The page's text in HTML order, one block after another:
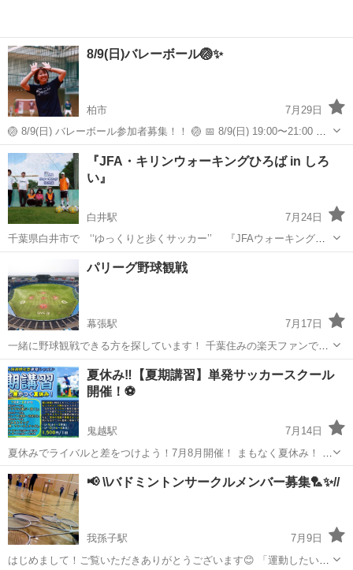
8/9(日)バレーボール🏐✨
柏市
7月29日
🏐 8/9(日) バレーボール参加者募集！！ 🏐 📅 8/9(日) 19:00〜21:00 📍
柏市内体育館 💰参加費：300円 「最近、本気で汗をかいたのはいつで
すか？」🔥 学生時代のように夢中になって...
千葉 柏市 スポーツ
『JFA・キリンウォーキングひろば in しろ
い』
白井駅
7月24日
千葉県白井市で ‘‘ゆっくりと歩くサッカー’’ 『JFAウォーキングフ
ットボール』を開催します。 白井市市民、周辺地域に広めます！ ★ケ
ガをしない、させない★全員歩いてプレー ★ボールを奪わない★強い
キックはできません ★...
白井駅 スポーツ
パリーグ野球観戦
幕張駅
7月17日
一緒に野球観戦できる方を探しています！ 千葉住みの楽天ファンです
が、野球も好きですのでどこの試合でもマリンに行きたいと思ってい
ます！ ざっくばらんに食べて飲みながら楽しみましょう！
千葉 船橋市 幕張駅 スポーツ ファン
夏休み‼【夏期講習】単発サッカースクール
開催！⚽
鬼越駅
7月14日
夏休みでライバルと差をつけよう！7月8月開催！ まもなく夏休み！ こ
の夏休みに『個』のスキルを磨いて、 ライバルと差をつけましょう！
＼(^o^)／ 会員登録なしでご参加可能なワンデー教室のため、 スケジュ
ールの...
千葉 市川市 鬼越駅 スポーツ 小学
📢 \\バドミントンサークルメンバー募集🏸✨//
我孫子駅
7月9日
はじめまして！ご覧いただきありがとうございます😊 「運動したい！